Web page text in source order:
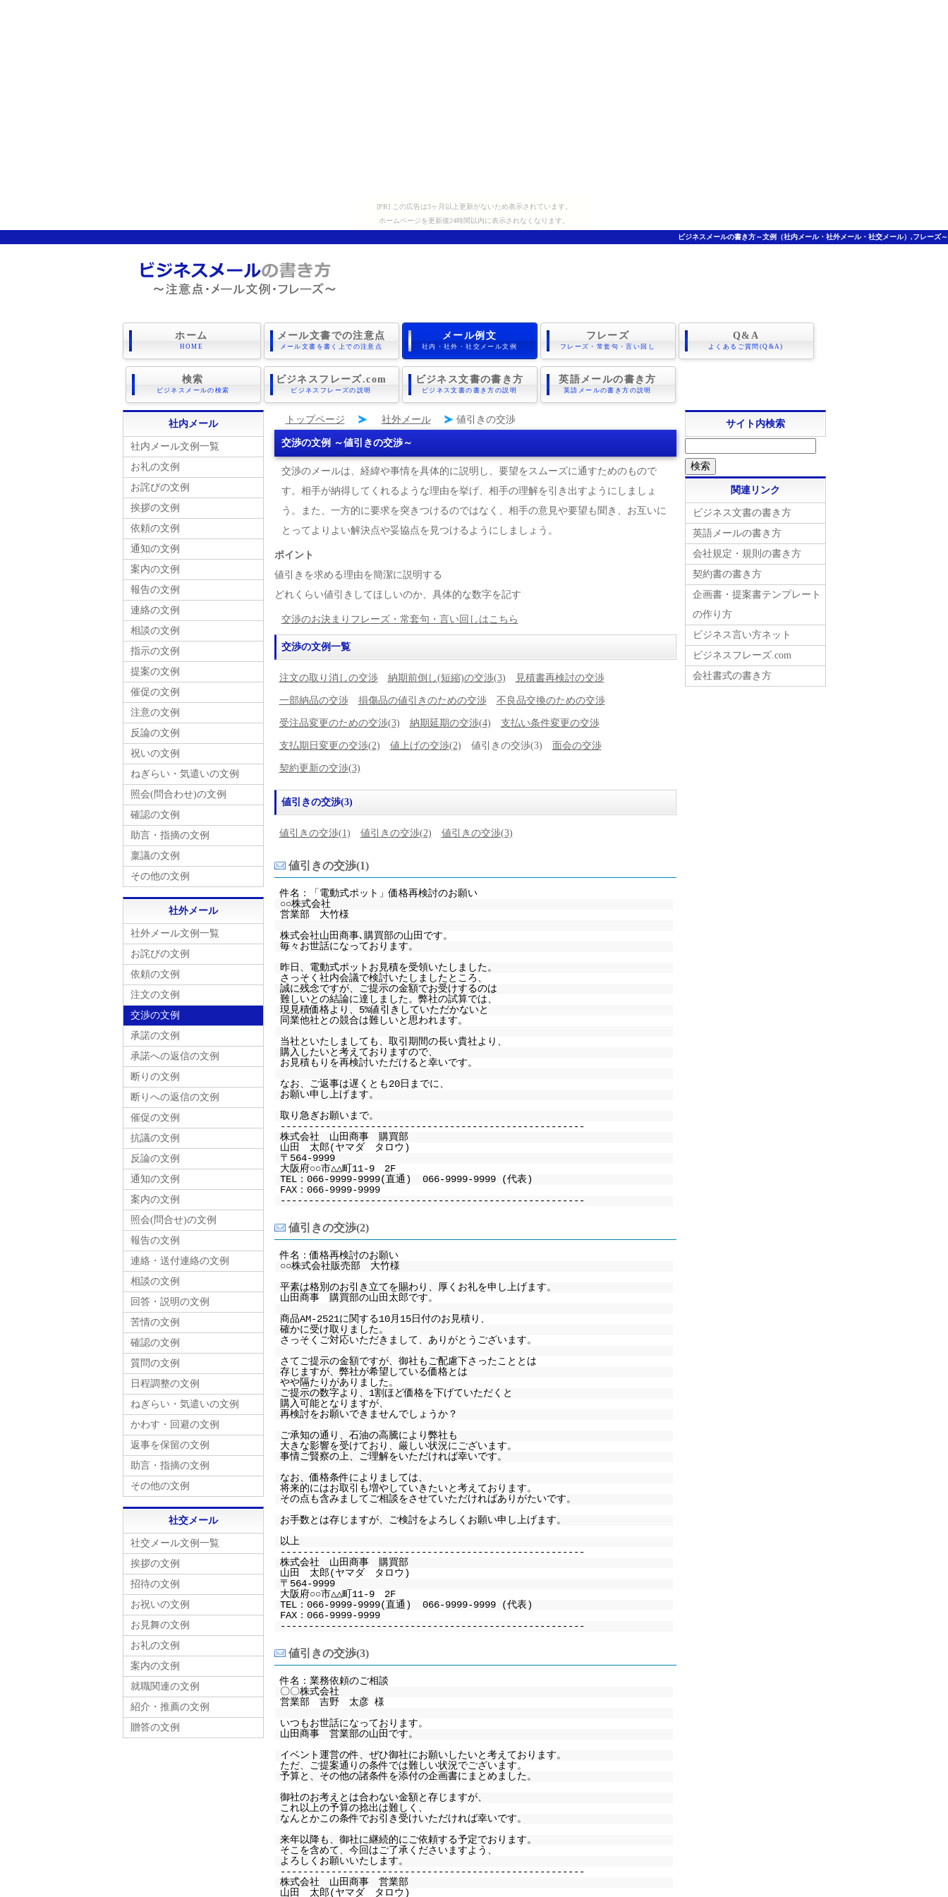
[PR] この広告は3ヶ月以上更新がないため表示されています。
ホームページを更新後24時間以内に表示されなくなります。
ビジネスメールの書き方～文例（社内メール・社外メール・社交メール）,フレーズ～
ホーム
HOME
メール文書での注意点
メール文書を書く上での注意点
メール例文
社内・社外・社交メール文例
フレーズ
フレーズ・常套句・言い回し
Q&A
よくあるご質問(Q&A)
検索
ビジネスメールの検索
ビジネスフレーズ.com
ビジネスフレーズの説明
ビジネス文書の書き方
ビジネス文書の書き方の説明
英語メールの書き方
英語メールの書き方の説明
トップページ 社外メール 値引きの交渉
交渉の文例 ～値引きの交渉～
交渉のメールは、経緯や事情を具体的に説明し、要望をスムーズに通すためのもので
す。相手が納得してくれるような理由を挙げ、相手の理解を引き出すようにしましょ
う。また、一方的に要求を突きつけるのではなく、相手の意見や要望も聞き、お互いに
とってよりよい解決点や妥協点を見つけるようにしましょう。
ポイント
値引きを求める理由を簡潔に説明する
どれくらい値引きしてほしいのか、具体的な数字を記す
交渉のお決まりフレーズ・常套句・言い回しはこちら
交渉の文例一覧
注文の取り消しの交渉 納期前倒し(短縮)の交渉(3) 見積書再検討の交渉
一部納品の交渉 損傷品の値引きのための交渉 不良品交換のための交渉
受注品変更のための交渉(3) 納期延期の交渉(4) 支払い条件変更の交渉
支払期日変更の交渉(2) 値上げの交渉(2) 値引きの交渉(3) 面会の交渉
契約更新の交渉(3)
値引きの交渉(3)
値引きの交渉(1) 値引きの交渉(2) 値引きの交渉(3)
値引きの交渉(1)
件名：「電動式ポット」価格再検討のお願い
○○株式会社
営業部 大竹様
株式会社山田商事､購買部の山田です。
毎々お世話になっております。
昨日、電動式ポットお見積を受領いたしました。
さっそく社内会議で検討いたしましたところ、
誠に残念ですが、ご提示の金額でお受けするのは
難しいとの結論に達しました。弊社の試算では、
現見積価格より、5%値引きしていただかないと
同業他社との競合は難しいと思われます。
当社といたしましても、取引期間の長い貴社より、
購入したいと考えておりますので、
お見積もりを再検討いただけると幸いです。
なお、ご返事は遅くとも20日までに、
お願い申し上げます。
取り急ぎお願いまで。
------------------------------------------------------
株式会社 山田商事 購買部
山田 太郎(ヤマダ タロウ)
〒564-9999
大阪府○○市△△町11-9 2F
TEL：066-9999-9999(直通) 066-9999-9999 (代表)
FAX：066-9999-9999
------------------------------------------------------
値引きの交渉(2)
件名：価格再検討のお願い
○○株式会社販売部 大竹様
平素は格別のお引き立てを賜わり、厚くお礼を申し上げます。
山田商事 購買部の山田太郎です。
商品AM-2521に関する10月15日付のお見積り、
確かに受け取りました。
さっそくご対応いただきまして、ありがとうございます。
さてご提示の金額ですが、御社もご配慮下さったこととは
存じますが、弊社が希望している価格とは
やや隔たりがありました。
ご提示の数字より、1割ほど価格を下げていただくと
購入可能となりますが、
再検討をお願いできませんでしょうか？
ご承知の通り、石油の高騰により弊社も
大きな影響を受けており、厳しい状況にございます。
事情ご賢察の上、ご理解をいただければ幸いです。
なお、価格条件によりましては、
将来的にはお取引も増やしていきたいと考えております。
その点も含みましてご相談をさせていただければありがたいです。
お手数とは存じますが、ご検討をよろしくお願い申し上げます。
以上
------------------------------------------------------
株式会社 山田商事 購買部
山田 太郎(ヤマダ タロウ)
〒564-9999
大阪府○○市△△町11-9 2F
TEL：066-9999-9999(直通) 066-9999-9999 (代表)
FAX：066-9999-9999
------------------------------------------------------
値引きの交渉(3)
件名：業務依頼のご相談
〇〇株式会社
営業部 吉野 太彦 様
いつもお世話になっております。
山田商事 営業部の山田です。
イベント運営の件、ぜひ御社にお願いしたいと考えております。
ただ、ご提案通りの条件では難しい状況でございます。
予算と、その他の諸条件を添付の企画書にまとめました。
御社のお考えとは合わない金額と存じますが、
これ以上の予算の捻出は難しく、
なんとかこの条件でお引き受けいただければ幸いです。
来年以降も、御社に継続的にご依頼する予定でおります。
そこを含めて、今回はご了承くださいますよう、
よろしくお願いいたします。
------------------------------------------------------
株式会社 山田商事 営業部
山田 太郎(ヤマダ タロウ)
社内メール
社内メール文例一覧
お礼の文例
お詫びの文例
挨拶の文例
依頼の文例
通知の文例
案内の文例
報告の文例
連絡の文例
相談の文例
指示の文例
提案の文例
催促の文例
注意の文例
反論の文例
祝いの文例
ねぎらい・気遣いの文例
照会(問合わせ)の文例
確認の文例
助言・指摘の文例
稟議の文例
その他の文例
社外メール
社外メール文例一覧
お詫びの文例
依頼の文例
注文の文例
交渉の文例
承諾の文例
承諾への返信の文例
断りの文例
断りへの返信の文例
催促の文例
抗議の文例
反論の文例
通知の文例
案内の文例
照会(問合せ)の文例
報告の文例
連絡・送付連絡の文例
相談の文例
回答・説明の文例
苦情の文例
確認の文例
質問の文例
日程調整の文例
ねぎらい・気遣いの文例
かわす・回避の文例
返事を保留の文例
助言・指摘の文例
その他の文例
社交メール
社交メール文例一覧
挨拶の文例
招待の文例
お祝いの文例
お見舞の文例
お礼の文例
案内の文例
就職関連の文例
紹介・推薦の文例
贈答の文例
サイト内検索
関連リンク
ビジネス文書の書き方
英語メールの書き方
会社規定・規則の書き方
契約書の書き方
企画書・提案書テンプレート
の作り方
ビジネス言い方ネット
ビジネスフレーズ.com
会社書式の書き方